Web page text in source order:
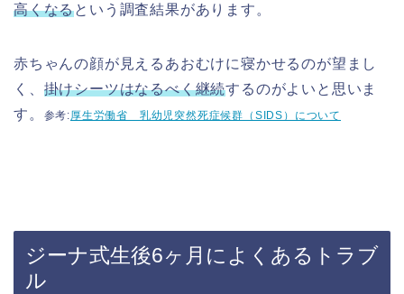
高くなるという調査結果があります。
赤ちゃんの顔が見えるあおむけに寝かせるのが望まし
く、 掛けシーツはなるべく継続するのがよいと思いま
す。
参考:厚生労働省 乳幼児突然死症候群（SIDS）について
ジーナ式生後6ヶ月によくあるトラブ
ル